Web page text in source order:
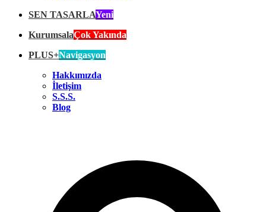
SEN TASARLAYeni
KurumsalaÇok Yakında
PLUS+Navigasyon
Hakkımızda
İletişim
S.S.S.
Blog